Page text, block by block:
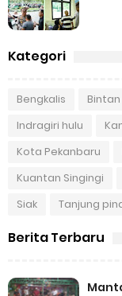
Kategori
Bengkalis Bintan
Indragiri hulu
Kota Pekanbaru
Kuantan Singingi
Siak
Tanjung
Berita Terbaru